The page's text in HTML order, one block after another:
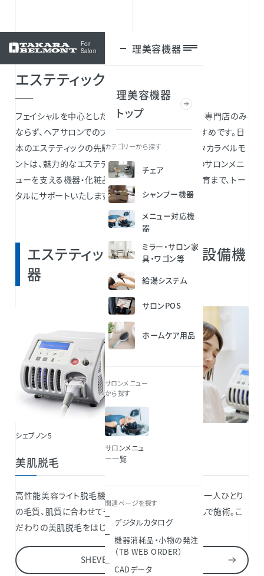
For
Salon
理美容機器
理美容機器
トップ
カテゴリーから探す
チェア
シャンプー機器
メニュー対応機
器
ミラー・サロン家
具・ワゴン等
給湯システム
サロンPOS
ホームケア用品
サロンメニュー
から探す
サロンメニュ
ー一覧
関連ページを探す
デジタルカタログ
機器消耗品・小物の発注
（TB WEB ORDER）
CADデータ
ログイン
エステティック
フェイシャルを中心としたエステティックメニューは、専門店のみ
ならず、ヘアサロンでのプラスメニューとしてもおすすめです。日
本のエステティックの先駆者的な役割を担ってきたタカラベルモ
ントは、魅力的なエステティックサロンづくり、プロのサロンメニ
ューを支える機器・化粧品、エステティック技術の教育まで、トー
タルにサポートいたします。
エステティックにおすすめの設備機
器
シェブノン5
美肌脱毛
高性能美容ライト脱毛機「SHEVENON 5」で、お客様一人ひとり
の毛質、肌質に合わせてモードとレベルを細かく選んで施術。こ
だわりの美肌脱毛をはじめませんか？
SHEVENON 5 メニュー詳細